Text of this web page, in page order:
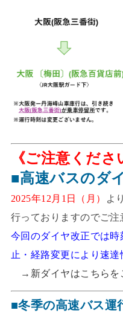
《ご注意くださ
■高速バスのダ
2025年12月1日（月）
よ
行っておりますのでご注
今回のダイヤ改正では
止・経路変更により速達
→ 新ダイヤはこちらを
■冬季の高速バス運